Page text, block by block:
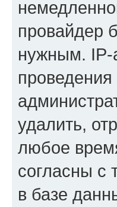
провайдер
нужным. IP-
удалить,
любое
согласны с
в базе